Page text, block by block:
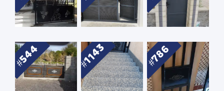
544 1143 786